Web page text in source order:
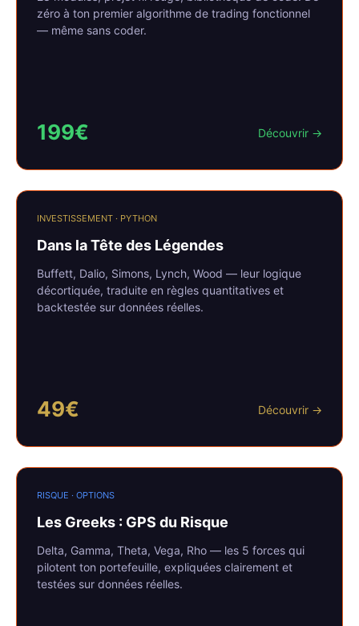
zéro à ton premier algorithme de trading fonctionnel
— même sans coder.
199€ Découvrir →
INVESTISSEMENT · PYTHON
Dans la Tête des Légendes
Buffett, Dalio, Simons, Lynch, Wood — leur logique
décortiquée, traduite en règles quantitatives et
backtestée sur données réelles.
49€ Découvrir →
RISQUE · OPTIONS
Les Greeks : GPS du Risque
Delta, Gamma, Theta, Vega, Rho — les 5 forces qui
pilotent ton portefeuille, expliquées clairement et
testées sur données réelles.